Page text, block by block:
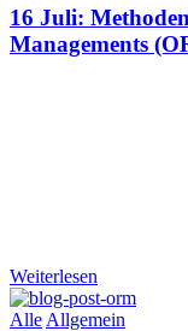
16 Juli:
Managements
Weiterlesen
Alle Allgemein